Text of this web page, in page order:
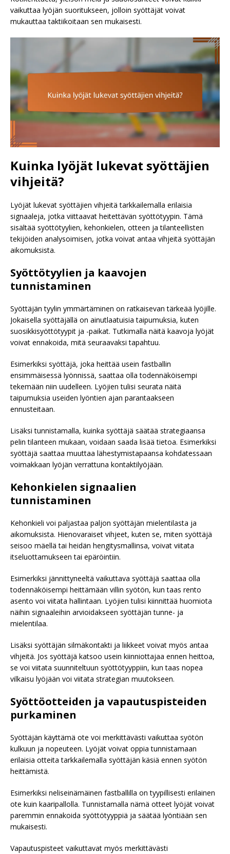
vaikuttaa lyöjän suoritukseen, jolloin syöttäjät voivat
mukauttaa taktiikoitaan sen mukaisesti.
Kuinka lyöjät lukevat syöttäjien
vihjeitä?
Lyöjät lukevat syöttäjien vihjeitä tarkkailemalla erilaisia
signaaleja, jotka viittaavat heitettävän syöttötyypin. Tämä
sisältää syöttötyylien, kehonkielen, otteen ja tilanteellisten
tekijöiden analysoimisen, jotka voivat antaa vihjeitä syöttäjän
aikomuksista.
Syöttötyylien ja kaavojen
tunnistaminen
Syöttäjän tyylin ymmärtäminen on ratkaisevan tärkeää lyöjille.
Jokaisella syöttäjällä on ainutlaatuisia taipumuksia, kuten
suosikkisyöttötyypit ja -paikat. Tutkimalla näitä kaavoja lyöjät
voivat ennakoida, mitä seuraavaksi tapahtuu.
Esimerkiksi syöttäjä, joka heittää usein fastballin
ensimmäisessä lyönnissä, saattaa olla todennäköisempi
tekemään niin uudelleen. Lyöjien tulisi seurata näitä
taipumuksia useiden lyöntien ajan parantaakseen
ennusteitaan.
Lisäksi tunnistamalla, kuinka syöttäjä säätää strategiaansa
pelin tilanteen mukaan, voidaan saada lisää tietoa. Esimerkiksi
syöttäjä saattaa muuttaa lähestymistapaansa kohdatessaan
voimakkaan lyöjän verrattuna kontaktilyöjään.
Kehonkielen signaalien
tunnistaminen
Kehonkieli voi paljastaa paljon syöttäjän mielentilasta ja
aikomuksista. Hienovaraiset vihjeet, kuten se, miten syöttäjä
seisoo mäellä tai heidän hengitysmallinsa, voivat viitata
itseluottamukseen tai epäröintiin.
Esimerkiksi jännittyneeltä vaikuttava syöttäjä saattaa olla
todennäköisempi heittämään villin syötön, kun taas rento
asento voi viitata hallintaan. Lyöjien tulisi kiinnittää huomiota
näihin signaaleihin arvioidakseen syöttäjän tunne- ja
mielentilaa.
Lisäksi syöttäjän silmäkontakti ja liikkeet voivat myös antaa
vihjeitä. Jos syöttäjä katsoo usein kiinniottajaa ennen heittoa,
se voi viitata suunniteltuun syöttötyyppiin, kun taas nopea
vilkaisu lyöjään voi viitata strategian muutokseen.
Syöttöotteiden ja vapautuspisteiden
purkaminen
Syöttäjän käyttämä ote voi merkittävästi vaikuttaa syötön
kulkuun ja nopeuteen. Lyöjät voivat oppia tunnistamaan
erilaisia otteita tarkkailemalla syöttäjän käsiä ennen syötön
heittämistä.
Esimerkiksi neliseinämäinen fastballilla on tyypillisesti erilainen
ote kuin kaaripallolla. Tunnistamalla nämä otteet lyöjät voivat
paremmin ennakoida syöttötyyppiä ja säätää lyöntiään sen
mukaisesti.
Vapautuspisteet vaikuttavat myös merkittävästi